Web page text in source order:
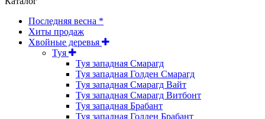
Последняя весна *
Хиты продаж
Хвойные деревья
Туя
Туя западная Смарагд
Туя западная Голден Смарагд
Туя западная Смарагд Вайт
Туя западная Смарагд Витбонт
Туя западная Брабант
Туя западная Голден Брабант